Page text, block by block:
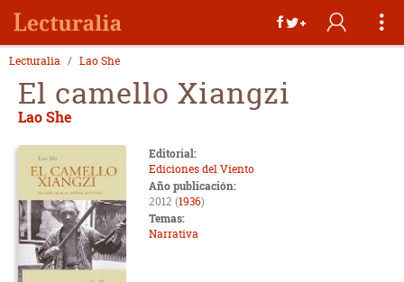
Lecturalia Lao She
El camello Xiangzi
Lao She
Editorial:
Ediciones del Viento
Año publicación:
2012 (1936)
Temas:
Narrativa